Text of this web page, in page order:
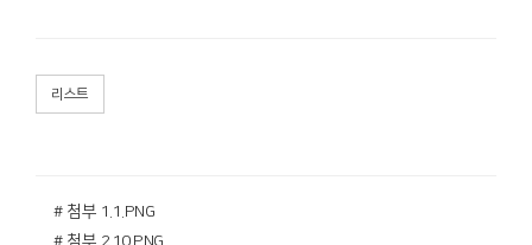
리스트
# 첨부 1.1.PNG